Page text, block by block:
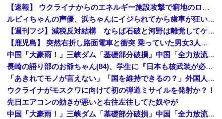
【速報】 ウクライナからのエネルギー施設攻撃で窮地のロシアを韓国が助けていたことが判明「韓国で船積みの精製油3万トンがロシア行き」
ルビィちゃんの声優、浜ちゃんにイジられてから歯車が狂いだしてしまうｗｗｗｗｗｗｗ
【週刊フジ】減税反対結構 ならば石破と河野は離党してケジメをつけろ
【鹿児島】 突然右折し路面電車と衝突 乗っていた男女3人は車を放置しダッシュで逃走中
中国「大豪雨！」三峡ダム「基礎部分破損」中国「全力放流！」台風13号「中国上陸予測」台風15号「中国接近（画像」中国「台風同時上陸！（穀物生産が壊滅危機」→
長崎の語り部のお爺ちゃん(84)、学生に『日本も核武装が必要』と言われびっくり
「あきれてモノが言えない」「国を維持できるの？」外国人の永住許可要件の厳格化で在日中国人の本音は？
ウクライナがモスクワに向けて初の弾道ミサイルを発射か？！
先日エアコンの効きが悪いと右往左往してた奴やが
中国「大豪雨！」三峡ダム「基礎部分破損」中国「全力放流！」台風13号「中国上陸予測」台風15号「中国接近（画像」中国「台風同時上陸！（穀物生産が壊滅危機」→